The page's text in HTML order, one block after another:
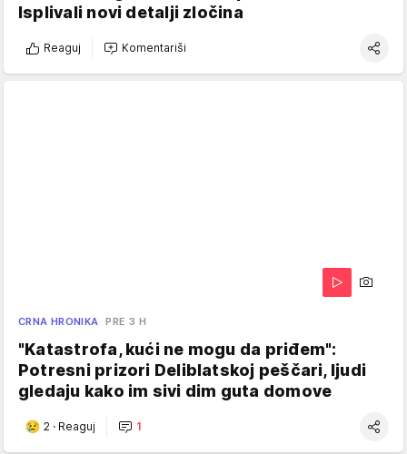
Isplivali novi detalji zločina
Reaguj Komentariši
CRNA HRONIKA PRE 3 H
"Katastrofa, kući ne mogu da priđem":
Potresni prizori Deliblatskoj peščari, ljudi
gledaju kako im sivi dim guta domove
2 · Reaguj 1